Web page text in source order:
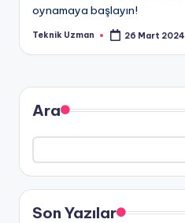
oynamaya başlayın!
Posted
Teknik Uzman 26 Mart 2024
Ara
Son Yazılar